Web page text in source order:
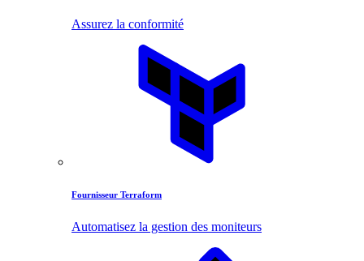
Assurez la conformité
Fournisseur Terraform
Automatisez la gestion des moniteurs